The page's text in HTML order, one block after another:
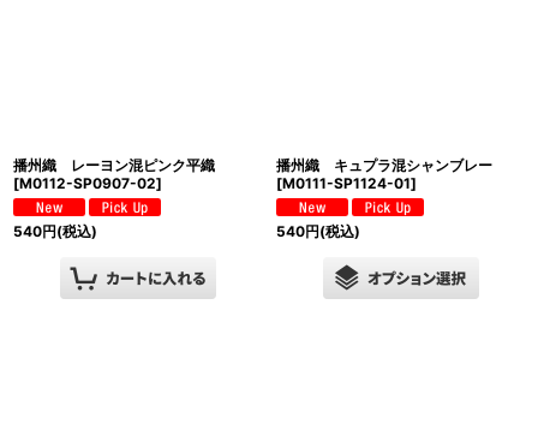
播州織 レーヨン混ピンク平織
[M0112-SP0907-02]
540円(税込)
播州織 キュプラ混シャンブレー
[M0111-SP1124-01]
540円(税込)